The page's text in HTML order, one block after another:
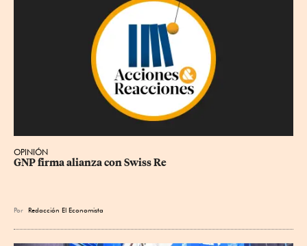
OPINIÓN
GNP firma alianza con Swiss Re
Por Redacción El Economista